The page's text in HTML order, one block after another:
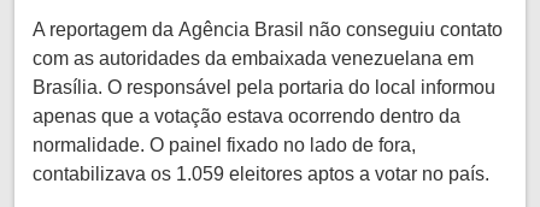
A reportagem da Agência Brasil não conseguiu contato
com as autoridades da embaixada venezuelana em
Brasília. O responsável pela portaria do local informou
apenas que a votação estava ocorrendo dentro da
normalidade. O painel fixado no lado de fora,
contabilizava os 1.059 eleitores aptos a votar no país.